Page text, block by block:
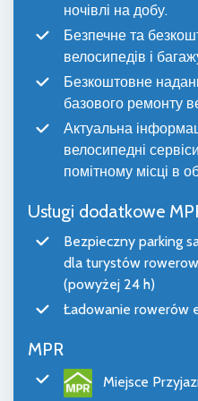
ночівлі на добу.
Безпечне та
велосипедів і
Безкоштовне
базового ремонту
Актуальна
велосипедні
помітному місці в
Usługi dodatkowe
Bezpieczny parking
dla turystów
(powyżej 24 h)
Ładowanie rowerów
MPR
Miejsce